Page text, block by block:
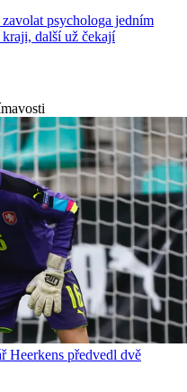
psychologa jedním
další už čekají
Heerkens předvedl dvě